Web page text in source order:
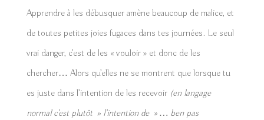
Apprendre à les débusquer amène beaucoup de malice, et
de toutes petites joies fugaces dans tes journées. Le seul
vrai danger, c’est de les « vouloir » et donc de les
chercher… Alors qu’elles ne se montrent que lorsque tu
es juste dans l’intention de les recevoir (en langage
normal c’est plutôt » l’intention de » … ben pas